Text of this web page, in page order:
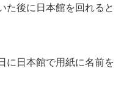
た後に日本館を回れると
に日本館で用紙に名前を